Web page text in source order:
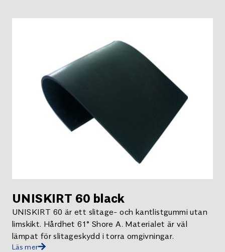
UNISKIRT 60 black
UNISKIRT 60 är ett slitage- och kantlistgummi utan
limskikt. Hårdhet 61° Shore A. Materialet är väl
lämpat för slitageskydd i torra omgivningar.
Läs mer